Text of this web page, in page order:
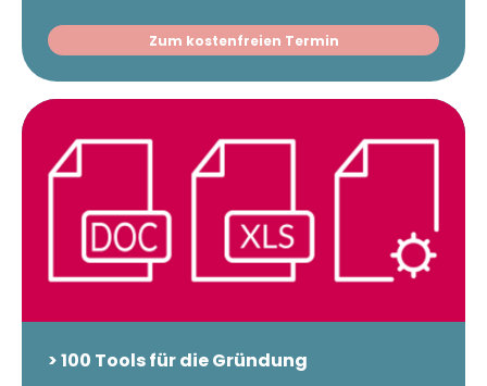
Zum kostenfreien Termin
> 100 Tools für die Gründung